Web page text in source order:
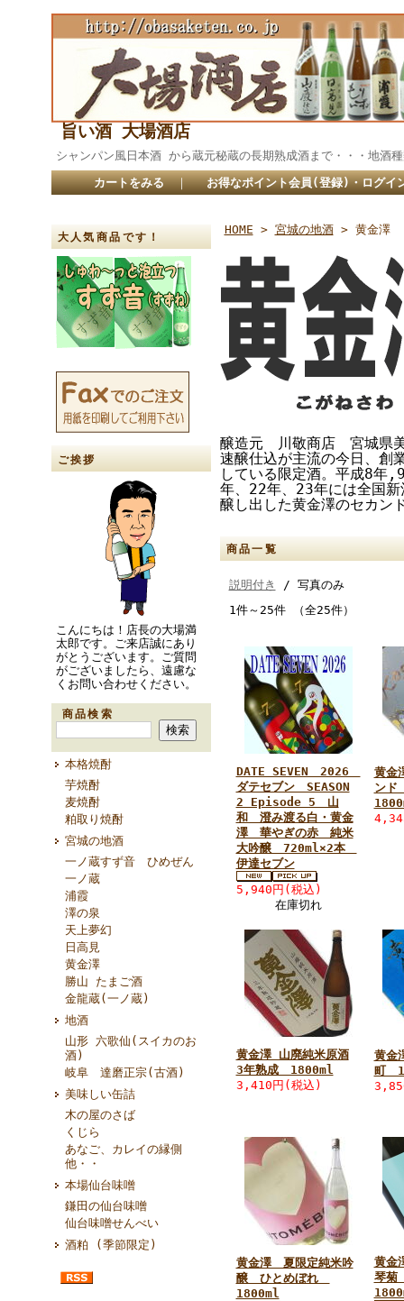
旨い酒 大場酒店
シャンパン風日本酒 から蔵元秘蔵の長期熟成酒まで・・
カートをみる ｜ お得なポイント会員(登録)・ログイ
大人気商品です！
ご挨拶
こんにちは！店長の大場満
太郎です。ご来店誠にあり
がとうございます。ご質問
がございましたら、遠慮な
くお問い合わせください。
商品検索
本格焼酎
芋焼酎
麦焼酎
粕取り焼酎
宮城の地酒
一ノ蔵すず音 ひめぜん
一ノ蔵
浦霞
澤の泉
天上夢幻
日高見
黄金澤
勝山 たまご酒
金龍蔵(一ノ蔵)
地酒
山形 六歌仙(スイカのお
酒)
岐阜 達磨正宗(古酒)
美味しい缶詰
木の屋のさば
くじら
あなご、カレイの縁側
他・・
本場仙台味噌
鎌田の仙台味噌
仙台味噌せんべい
酒粕 (季節限定)
HOME > 宮城の地酒> 黄金澤
醸造元 川敬商店 宮城県
速醸仕込が主流の今日、創
している限定酒。平成8
年、22年、23年には全国
醸し出した黄金澤のセカン
商品一覧
説明付き
/ 写真のみ
1件～25件 （全25件）
DATE SEVEN 2026
ダテセブン SEASON
2 Episode 5 山
和 澄み渡る白・黄金
澤 華やぎの赤 純米
大吟醸 720ml×2本
伊達セブン
5,940円(税込)
在庫切れ
黄金
ン
黄金澤 山廃純米原酒
3年熟成 1800ml
3,410円(税込)
黄
町
黄金澤 夏限定純米吟
醸 ひとめぼれ
1800ml
黄金
琴菊